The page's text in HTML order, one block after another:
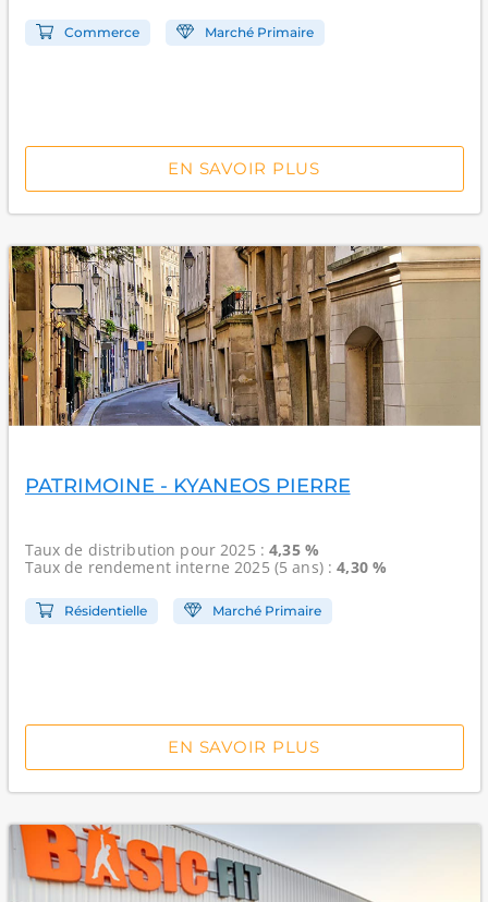
Commerce Marché Primaire
EN SAVOIR PLUS
PATRIMOINE - KYANEOS PIERRE
Taux de distribution pour 2025 :4,35 %
Taux de rendement interne2025 (5 ans) :4,30 %
Résidentielle Marché Primaire
EN SAVOIR PLUS